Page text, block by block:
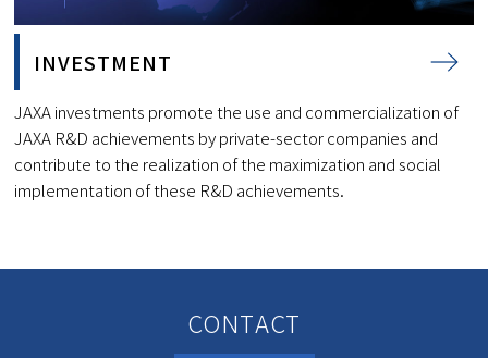
INVESTMENT
JAXA investments promote the use and commercialization of
JAXA R&D achievements by private-sector companies and
contribute to the realization of the maximization and social
implementation of these R&D achievements.
CONTACT